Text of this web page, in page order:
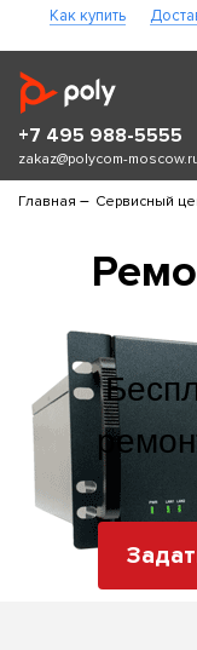
Как купить
+7 495 988-5555
zakaz@polycom-
Главная – Сервисный